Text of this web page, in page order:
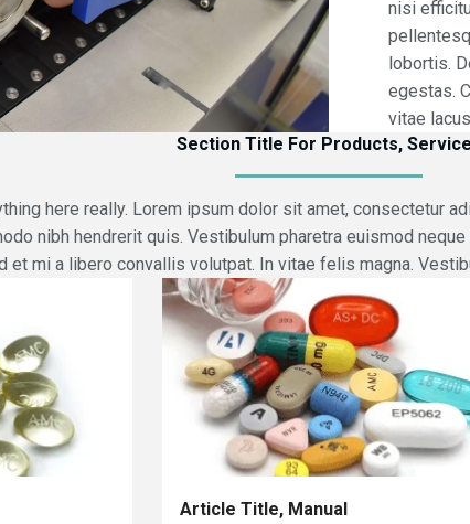
nisi
lobortis.
egestas.
vitae
Section Title For Products,
here really. Lorem ipsum dolor sit amet, consectetur
nibh hendrerit quis. Vestibulum pharetra euismod
et mi a libero convallis volutpat. In vitae felis magna.
Article Title, Manual